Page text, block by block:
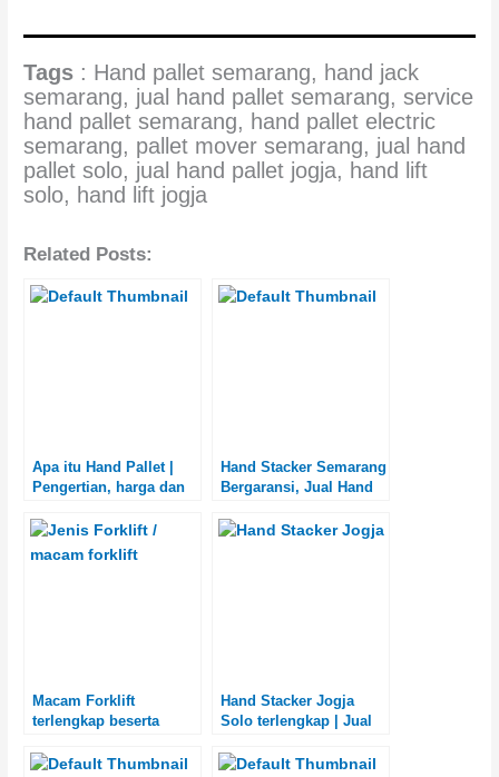
Tags : Hand pallet semarang, hand jack
semarang, jual hand pallet semarang, service
hand pallet semarang, hand pallet electric
semarang, pallet mover semarang, jual hand
pallet solo, jual hand pallet jogja, hand lift
solo, hand lift jogja
Related Posts:
Apa itu Hand Pallet |
Pengertian, harga dan
lengkap
Hand Stacker Semarang
Bergaransi, Jual Hand
Macam Forklift
terlengkap beserta
macam Forklift lengkap
Hand Stacker Jogja
Solo terlengkap | Jual